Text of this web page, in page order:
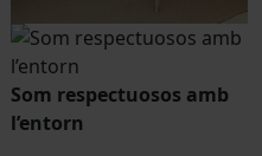
Som respectuosos amb
l’entorn